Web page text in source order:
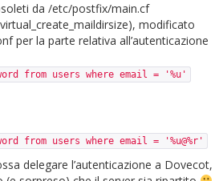
da /etc/postfix/main.cf
modificato
per la parte relativa all’autenticazione
from users where email = '%u'
from users where email = '%u@%r'
delegare l’autenticazione a Dovecot,